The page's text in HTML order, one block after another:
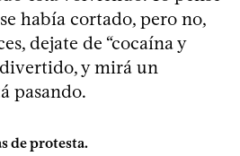
había cortado, pero no,
dejate de “cocaína y
divertido, y mirá un
pasando.
de protesta.